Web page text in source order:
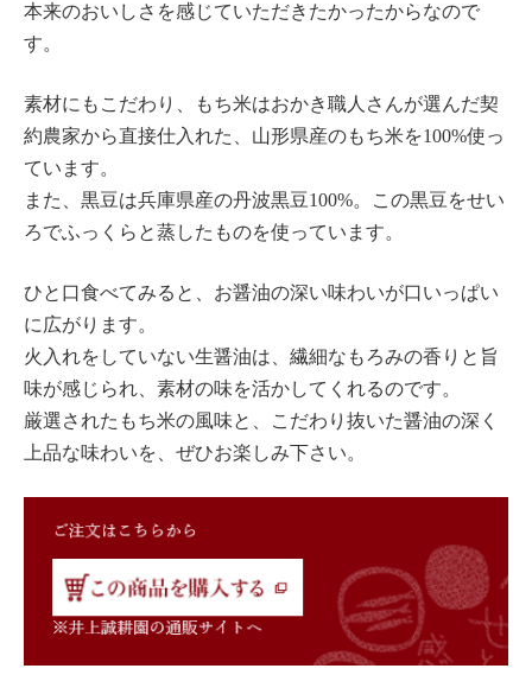
本来のおいしさを感じていただきたかったからなので
す。
素材にもこだわり、もち米はおかき職人さんが選んだ契
約農家から直接仕入れた、山形県産のもち米を100%使っ
ています。
また、黒豆は兵庫県産の丹波黒豆100%。この黒豆をせい
ろでふっくらと蒸したものを使っています。
ひと口食べてみると、お醤油の深い味わいが口いっぱい
に広がります。
火入れをしていない生醤油は、繊細なもろみの香りと旨
味が感じられ、素材の味を活かしてくれるのです。
厳選されたもち米の風味と、こだわり抜いた醤油の深く
上品な味わいを、ぜひお楽しみ下さい。